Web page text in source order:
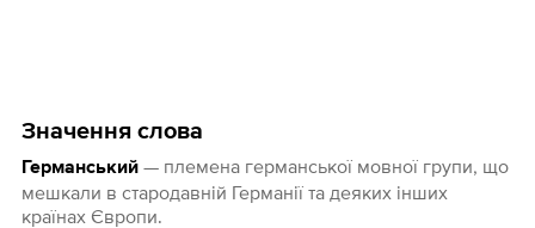
Значення слова
Германський— племена германської мовної групи, що
мешкали в стародавній Германії та деяких інших
країнах Європи.